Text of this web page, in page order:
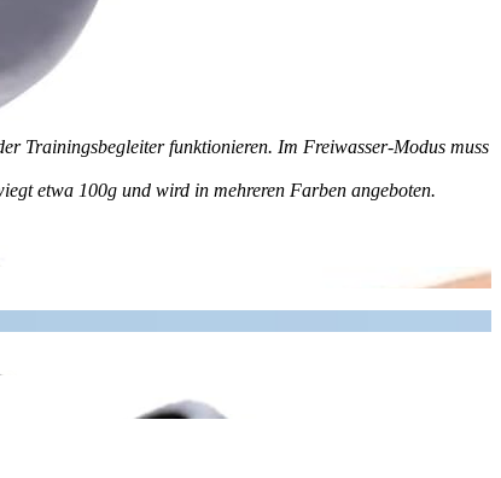
Trainingsbegleiter funktionieren. Im Freiwasser-Modus muss
etwa 100g und wird in mehreren Farben angeboten.